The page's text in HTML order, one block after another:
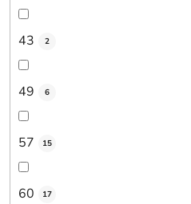
43 2
49 6
57 15
60 17